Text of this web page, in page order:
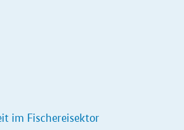
im Fischereisektor